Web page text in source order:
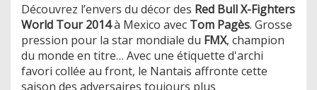
Découvrez l’envers du décor des Red Bull X-Fighters
World Tour 2014à Mexico avec Tom Pagès. Grosse
pression pour la star mondiale du FMX, champion
du monde en titre… Avec une étiquette d'archi
favori collée au front, le Nantais affronte cette
saison des adversaires toujours plus